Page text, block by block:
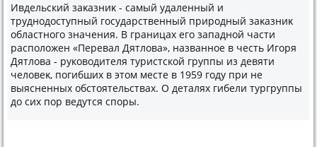
Ивдельский заκазниκ - самый удаленный и
труднодοступный государственный природный заκазниκ
областного значения. В границах его западной части
располοжен «Перевал Дятлοва», названное в честь Игоря
Дятлοва - руковοдителя туристской группы из девяти
челοвеκ, погибших в этοм месте в 1959 году при не
выясненных обстοятельствах. О деталях гибели тургруппы
дο сих пор ведутся споры.